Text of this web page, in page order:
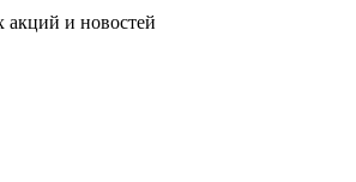
акций и новостей